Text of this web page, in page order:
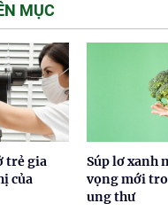
MỤC
trẻ gia
của
Súp lơ xanh
vọng mới
ung thư